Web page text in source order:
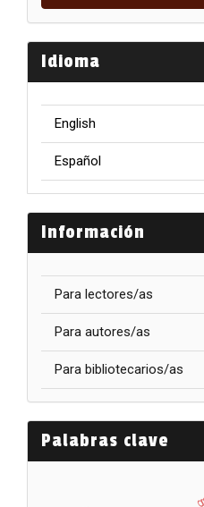
Idioma
English
Español
Información
Para lectores/as
Para autores/as
Para bibliotecarios/as
Palabras clave